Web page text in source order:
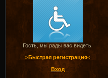
Гость, мы рады вас видеть.
>Быстрая регистрация<
Вход